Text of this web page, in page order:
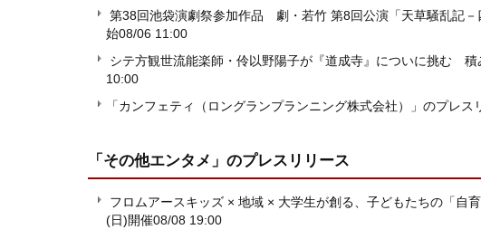
第38回池袋演劇祭参加作品 劇・若竹 第8回公演「天草騒乱記
始08/06 11:00
シテ方観世流能楽師・伶以野陽子が『道成寺』についに挑む
10:00
「カンフェティ（ロングランプランニング株式会社）」のプレス
「その他エンタメ」 のプレスリリース
フロムアースキッズ × 地域 × 大学生が創る、子どもたちの「自
(日)開催08/08 19:00